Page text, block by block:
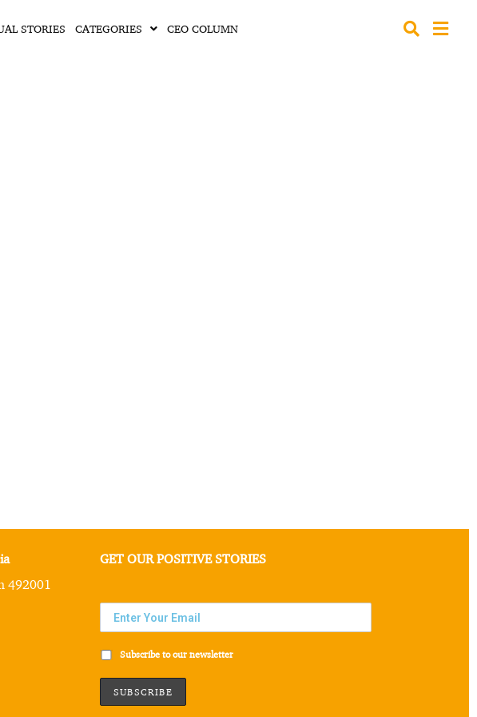
STORIES CATEGORIES CEO COLUMN
492001
GET OUR POSITIVE STORIES
Subscribe to our newsletter